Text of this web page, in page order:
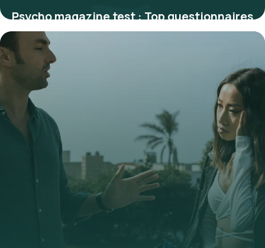
Psycho magazine test : Top questionnaires
1 juillet 2026